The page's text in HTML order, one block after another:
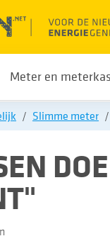
Meter en
Slimme meter